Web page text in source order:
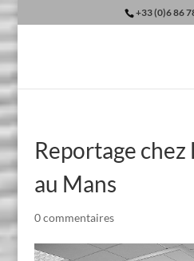
+33 (0)6 86
Reportage chez
au Mans
0 commentaires